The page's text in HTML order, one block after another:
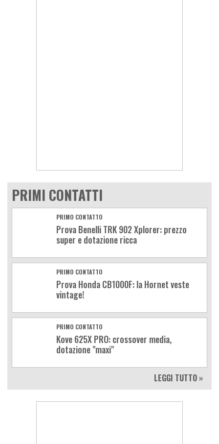
PRIMI CONTATTI
PRIMO CONTATTO
Prova Benelli TRK 902 Xplorer: prezzo
super e dotazione ricca
PRIMO CONTATTO
Prova Honda CB1000F: la Hornet veste
vintage!
PRIMO CONTATTO
Kove 625X PRO: crossover media,
dotazione "maxi"
LEGGI TUTTO »